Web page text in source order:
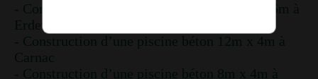
- Construction d’une piscine béton 7,5m x 3,5m à
Erdeven
- Construction d’une piscine béton 12m x 4m à
Carnac
- Construction d’une piscine béton 8m x 4m à